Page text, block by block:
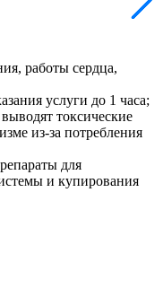
работы сердца,
услуги до 1 часа;
токсические
из-за потребления
для
и купирования